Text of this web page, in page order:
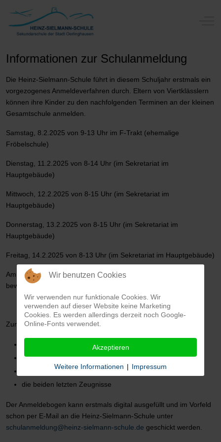
Off-
Informationen zur Schulanmeldung
Die Heinz-Sielmann-Schule führt in diesem Schuljahr erstmals ein
vorgezogenes Anmeldeverfahren durch. Eltern von Viertklässlern
können ihre Kinder zu den nachfolgenden Terminen an der kleinen
Gesamtschule anmelden.
Samstag, 8.2.2025 von 9-13 Uhr im F-Trakt (ehemalige
Fröbelschule)
Dienstag, 11.2.2025 von 8-14 Uhr (im Sekretariat im
Hauptgebäude)
Mittwoch, 12.2.2025 von 8-15 Uhr (im Sekretariat im
Hauptgebäude)
Donnerstag, 13.2.2025 von 8-15 Uhr (im Sekretariat im
Hauptgebäude)
Freitag, 14.2.2025 von 8-13 Uhr (im Sekretariat im Hauptgebäude)
Am Montag, den 10. Februar 2025 finden aufgrund eines
beweglichen Ferientages keine Anmeldungen statt.
Zum Aufnahmegespräch sind mitzubringen:
Anmeldeschein der Grundschule
Geburtsurkunde
Impfausweis
die beiden letzten Zeugnisse
Der Anmeldebogen kann erstmals digital ausgefüllt und im Vorfeld
schon per E-Mail an die Heinz-Sielmann-Schule unter
schulanmeldung@heinz-sielmann-schule.de geschickt werden.
Wir benutzen Cookies
Wir verwenden nur funktionale Cookies. Wir
verwenden auf dieser Website keine Marketing
Cookies. Es werden allerdings derzeit noch Google-
Online-Fonts verwendet.
Akzeptieren
Weitere Informationen | Impressum